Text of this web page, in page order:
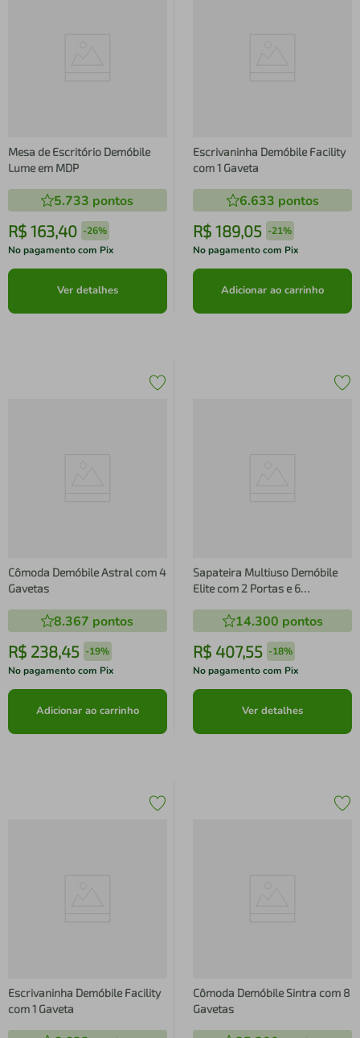
Mesa de Escritório Demóbile
Lume em MDP
5.733 pontos
R$ 163,40 -26%
No pagamento com Pix
Ver detalhes
Escrivaninha Demóbile Facility
com 1 Gaveta
6.633 pontos
R$ 189,05 -21%
No pagamento com Pix
Adicionar ao carrinho
Cômoda Demóbile Astral com 4
Gavetas
8.367 pontos
R$ 238,45 -19%
No pagamento com Pix
Adicionar ao carrinho
Sapateira Multiuso Demóbile
Elite com 2 Portas e 6
14.300 pontos
R$ 407,55 -18%
No pagamento com Pix
Ver detalhes
Escrivaninha Demóbile Facility
com 1 Gaveta
Cômoda Demóbile Sintra com 8
Gavetas